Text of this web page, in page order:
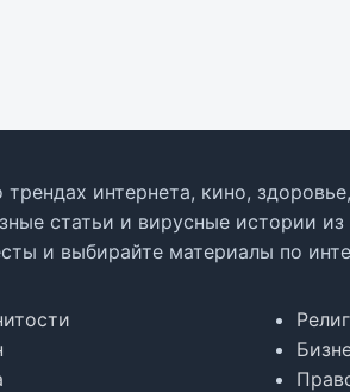
интернета, кино,
статьи и вирусные истории
и выбирайте материалы по